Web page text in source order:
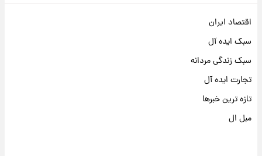
اقتصاد ایران
سبک ایده آل
سبک زندگی مردانه
تجارت ایده آل
تازه ترین خبرها
مبل ال